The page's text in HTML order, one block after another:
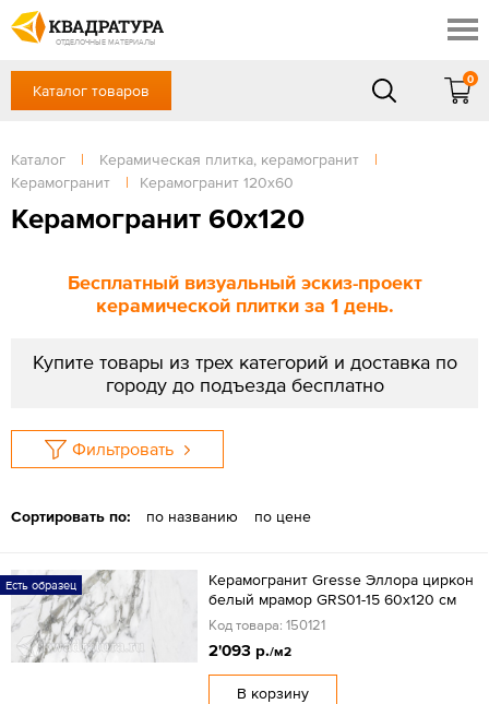
ОТДЕЛОЧНЫЕ МАТЕРИАЛЫ
Профи
Контакты
Доставка и оплата
Выставочный зал
Готовые решения
+7 (861) 217-94-70
Сб, Вс — выходной
ЗАКАЗАТЬ ЗВОНОК
Каталог товаров
0
Каталог | Керамическая плитка, керамогранит
|
Керамогранит
| Керамогранит 120х60
Керамогранит 60x120
Бесплатный визуальный эскиз-проект
керамической плитки за 1 день.
Купите товары из трех категорий и доставка по
городу до подъезда бесплатно
Фильтровать
Сортировать по: по названию по цене
Есть образец
Керамогранит Gresse Эллора циркон
белый мрамор GRS01-15 60х120 см
Код товара: 150121
2'093 р./м2
В корзину